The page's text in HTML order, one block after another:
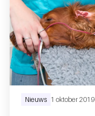
Nieuws 1 oktober 2019